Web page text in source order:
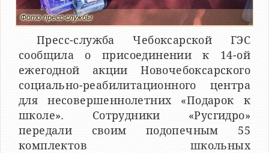
Фото пресс-службы
Пресс-служба Чебоксарской ГЭС
сообщила о присоединении к 14-ой
ежегодной акции Новочебоксарского
социально-реабилитационного центра
для несовершеннолетних «Подарок к
школе». Сотрудники «Русгидро»
передали своим подопечным 55
комплектов школьных